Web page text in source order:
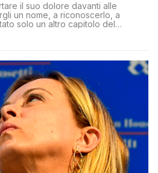
il suo dolore davanti alle
un nome, a riconoscerlo, a
solo un altro capitolo del